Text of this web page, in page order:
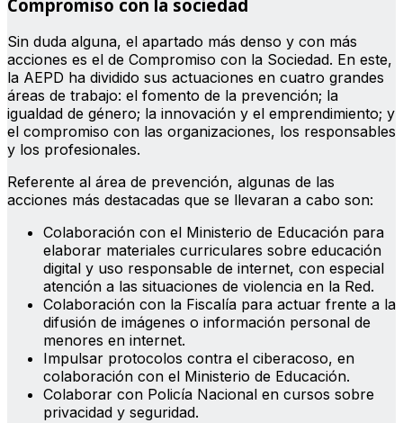
Compromiso con la sociedad
Sin duda alguna, el apartado más denso y con más
acciones es el de Compromiso con la Sociedad. En este,
la AEPD ha dividido sus actuaciones en cuatro grandes
áreas de trabajo: el fomento de la prevención; la
igualdad de género; la innovación y el emprendimiento; y
el compromiso con las organizaciones, los responsables
y los profesionales.
Referente al área de prevención, algunas de las
acciones más destacadas que se llevaran a cabo son:
Colaboración con el Ministerio de Educación para
elaborar materiales curriculares sobre educación
digital y uso responsable de internet, con especial
atención a las situaciones de violencia en la Red.
Colaboración con la Fiscalía para actuar frente a la
difusión de imágenes o información personal de
menores en internet.
Impulsar protocolos contra el ciberacoso, en
colaboración con el Ministerio de Educación.
Colaborar con Policía Nacional en cursos sobre
privacidad y seguridad.